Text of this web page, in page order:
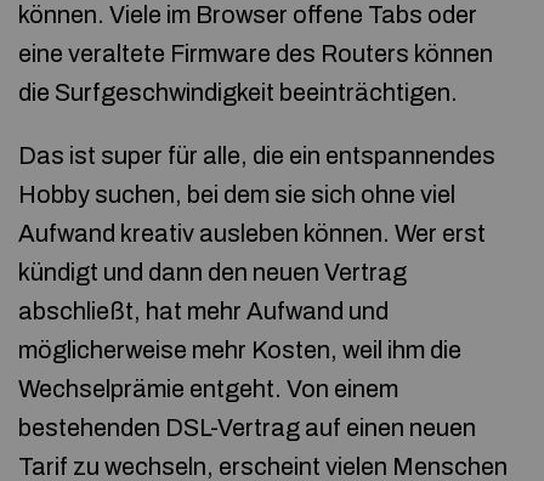
können. Viele im Browser offene Tabs oder
eine veraltete Firmware des Routers können
die Surfgeschwindigkeit beeinträchtigen.
Das ist super für alle, die ein entspannendes
Hobby suchen, bei dem sie sich ohne viel
Aufwand kreativ ausleben können. Wer erst
kündigt und dann den neuen Vertrag
abschließt, hat mehr Aufwand und
möglicherweise mehr Kosten, weil ihm die
Wechselprämie entgeht. Von einem
bestehenden DSL-Vertrag auf einen neuen
Tarif zu wechseln, erscheint vielen Menschen